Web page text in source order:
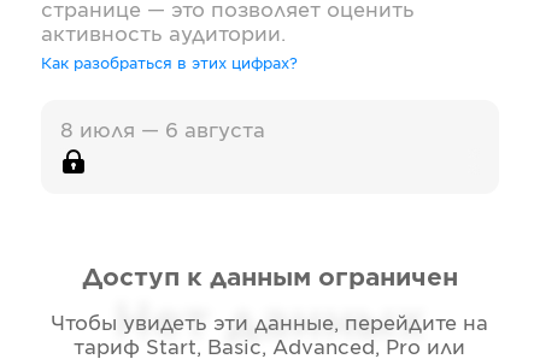
странице — это позволяет оценить
активность аудитории.
Как разобраться в этих цифрах?
8 июля — 6 августа
Нет данных
Доступ к данным ограничен
Чтобы увидеть эти данные, перейдите на
тариф Start, Basic, Advanced, Pro или